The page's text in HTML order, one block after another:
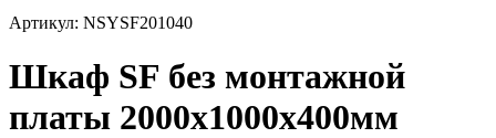
Артикул: NSYSF201040
Шкаф SF без монтажной
платы 2000х1000х400мм